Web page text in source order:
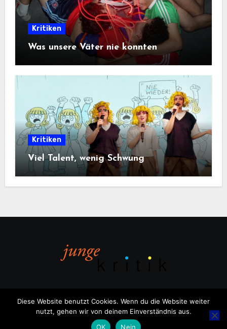
Kritiken
Was unsere Väter nie konnten
Kritiken
Viel Talent, wenig Schwung
Copyright © All rights reserved |Blogusvon
Themeansar
Diese Website benutzt Cookies. Wenn du die Website weiter
nutzt, gehen wir von deinem Einverständnis aus.
OK
Nein